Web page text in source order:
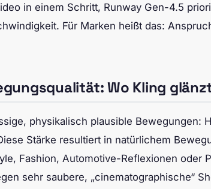
in einem Schritt, Runway Gen-4.5
Für Marken heißt das:
Wo Kling
physikalisch plausible Bewegungen:
Stärke resultiert in natürlichem
Fashion, Automotive-Reflexionen oder
sehr saubere, „cinematographische“